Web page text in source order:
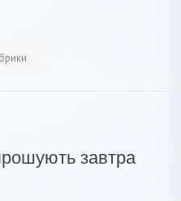
завтра